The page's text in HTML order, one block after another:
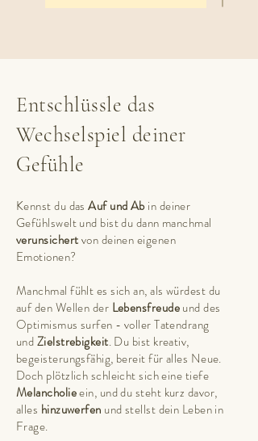
Entschlüssle das
Wechselspiel deiner
Gefühle
Kennst du dasAuf und Abin deiner
Gefühlswelt und bist du dann manchmal
verunsichertvon deinen eigenen
Emotionen?
Manchmal fühlt es sich an, als würdest du
auf den Wellen der Lebensfreudeund des
Optimismus surfen - voller Tatendrang
undZielstrebigkeit. Du bist kreativ,
begeisterungsfähig, bereit für alles Neue.
Doch plötzlich schleicht sich eine tiefe
Melancholieein, und du steht kurz davor,
alles hinzuwerfen und stellst dein Leben in
Frage.